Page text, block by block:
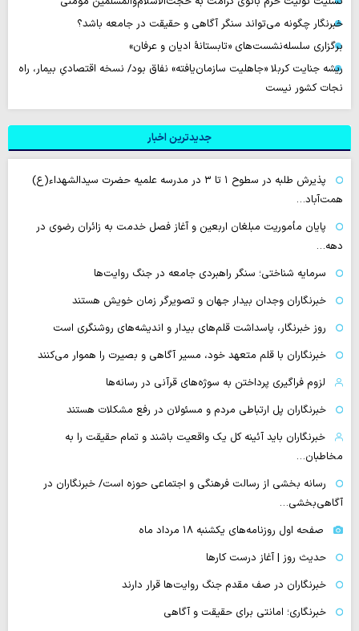
خبرنگار چگونه می‌تواند سنگر آگاهی و حقیقت در جامعه باشد؟
برگزاری سلسله‌نشست‌های «تابستانهٔ ادیان و عرفان»
ریشه جنایت کربلا «جاهلیت سازمان‌یافته» نفاق بود/ نسخه اقتصادیِ بیمار، راه
نجات کشور نیست
جدیدترین اخبار
پذیرش طلبه در سطوح ۱ تا ۳ در مدرسه علمیه حضرت سیدالشهداء(ع)
همت‌آباد…
پایان مأموریت مبلغان اربعین و آغاز فصل خدمت به زائران رضوی در
دهه…
سرمایه شناختی؛ سنگر راهبردی جامعه در جنگ روایت‌ها
خبرنگاران وجدان بیدار جهان و تصویرگر زمان خویش هستند
روز خبرنگار، پاسداشت قلم‌های بیدار و اندیشه‌های روشنگری است
خبرنگاران با قلم متعهد خود، مسیر آگاهی و بصیرت را هموار می‌کنند
لزوم فراگیری پرداختن به سوژه‌های قرآنی در رسانه‌ها
خبرنگاران پل ارتباطی مردم و مسئولان در رفع مشکلات هستند
خبرنگاران باید آئینه کل یک واقعیت باشند و تمام حقیقت را به
مخاطبان…
رسانه بخشی از رسالت فرهنگی و اجتماعی حوزه است/ خبرنگاران در
آگاهی‌بخشی…
صفحه اول روزنامه‌های یکشنبه ۱۸ مرداد ماه
حدیث روز | آغاز درست کارها
خبرنگاران در صف مقدم جنگ روایت‌ها قرار دارند
خبرنگاری؛ امانتی برای حقیقت و آگاهی